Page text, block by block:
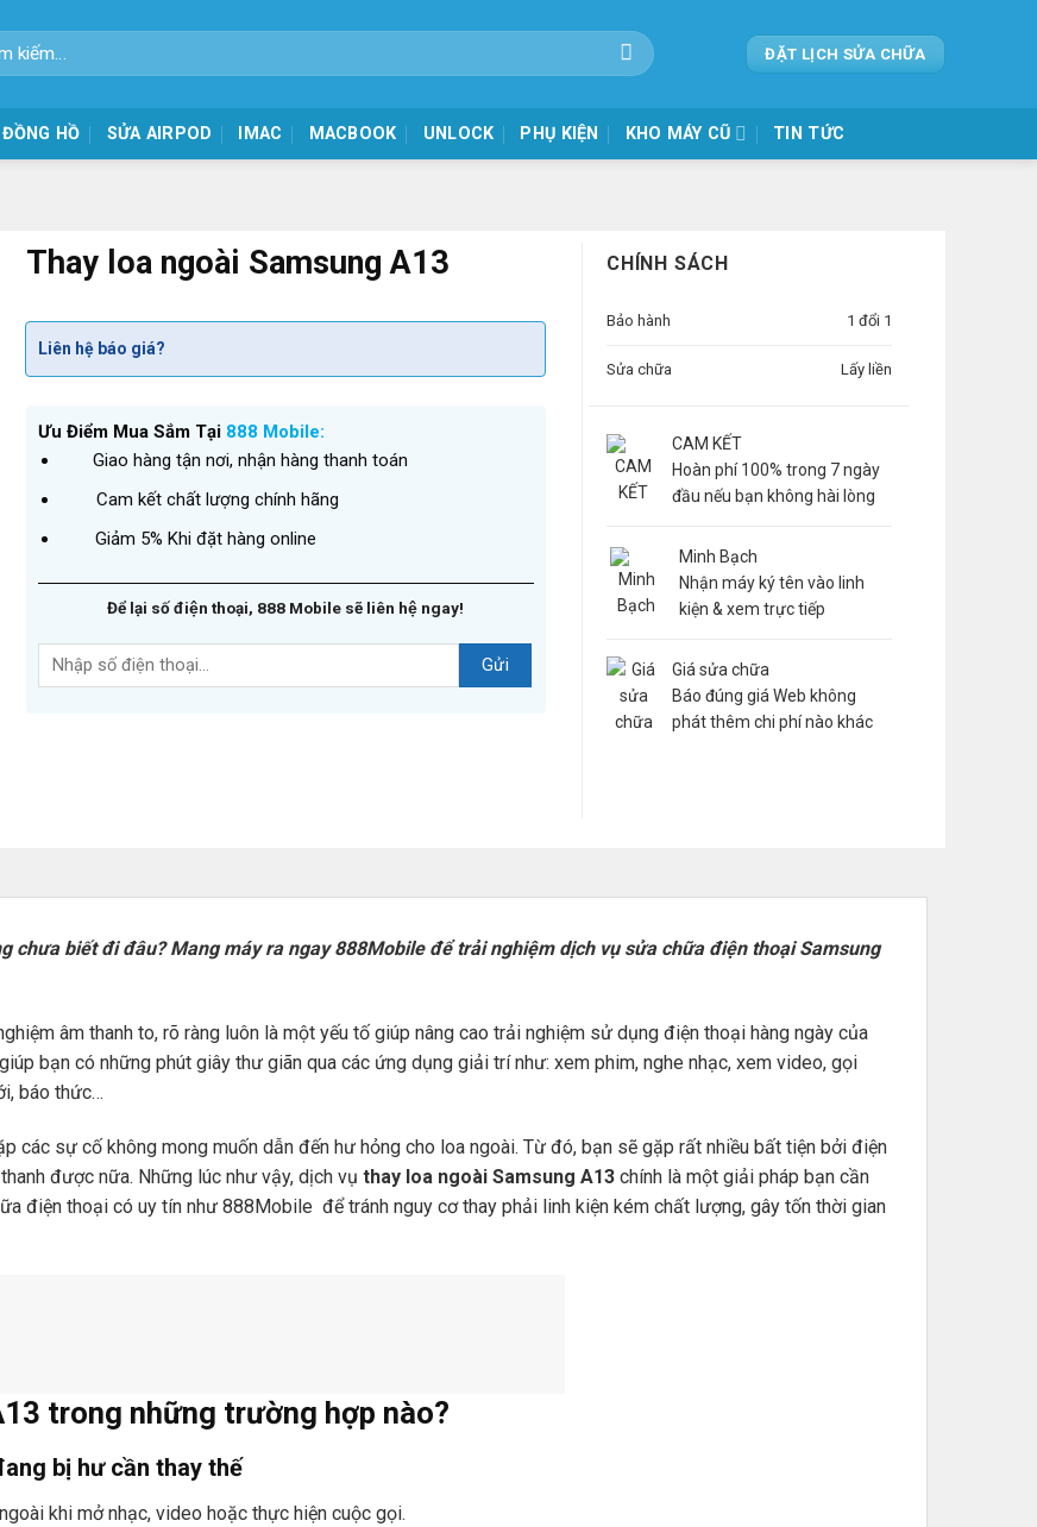
ĐẶT LỊCH SỬA CHỮA
ĐỒNG HỒ SỬA AIRPOD IMAC MACBOOK UNLOCK PHỤ KIỆN KHO MÁY CŨ TIN TỨC
Thay loa ngoài Samsung A13
Liên hệ báo giá?
Ưu Điểm Mua Sắm Tại 888 Mobile:
Giao hàng tận nơi, nhận hàng thanh toán
Cam kết chất lượng chính hãng
Giảm 5% Khi đặt hàng online
Để lại số điện thoại, 888 Mobile sẽ liên hệ ngay!
CHÍNH SÁCH
Bảo hành 1 đổi 1
Sửa chữa Lấy liền
CAM KẾT
Hoàn phí 100% trong 7 ngày
đầu nếu bạn không hài lòng
Minh Bạch
Nhận máy ký tên vào linh
kiện & xem trực tiếp
Giá sửa chữa
Báo đúng giá Web không
phát thêm chi phí nào khác
chưa biết đi đâu? Mang máy ra ngay 888Mobile để trải nghiệm dịch vụ sửa chữa điện thoại Samsung
âm thanh to, rõ ràng luôn là một yếu tố giúp nâng cao trải nghiệm sử dụng điện thoại hàng ngày của
bạn có những phút giây thư giãn qua các ứng dụng giải trí như: xem phim, nghe nhạc, xem video, gọi
báo thức…
các sự cố không mong muốn dẫn đến hư hỏng cho loa ngoài. Từ đó, bạn sẽ gặp rất nhiều bất tiện bởi điện
được nữa. Những lúc như vậy, dịch vụ thay loa ngoài Samsung A13 chính là một giải pháp bạn cần
điện thoại có uy tín như 888Mobile để tránh nguy cơ thay phải linh kiện kém chất lượng, gây tốn thời gian
trong những trường hợp nào?
bị hư cần thay thế
khi mở nhạc, video hoặc thực hiện cuộc gọi.